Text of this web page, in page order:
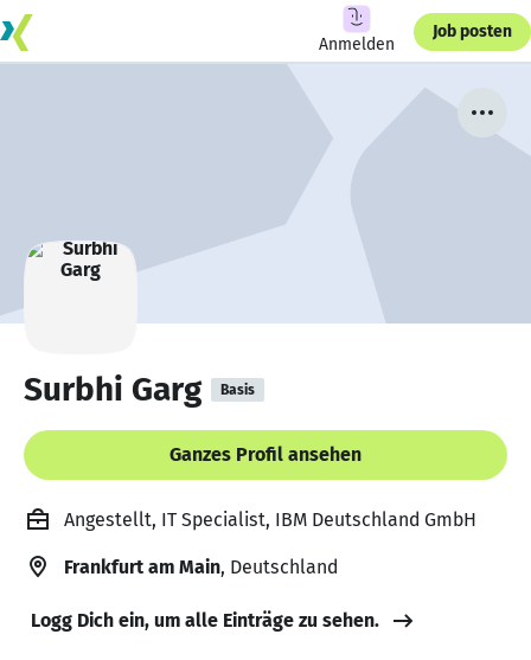
Anmelden
Job posten
Surbhi Garg Basis
Ganzes Profil ansehen
Angestellt, IT Specialist, IBM Deutschland GmbH
Frankfurt am Main, Deutschland
Logg Dich ein, um alle Einträge zu sehen.